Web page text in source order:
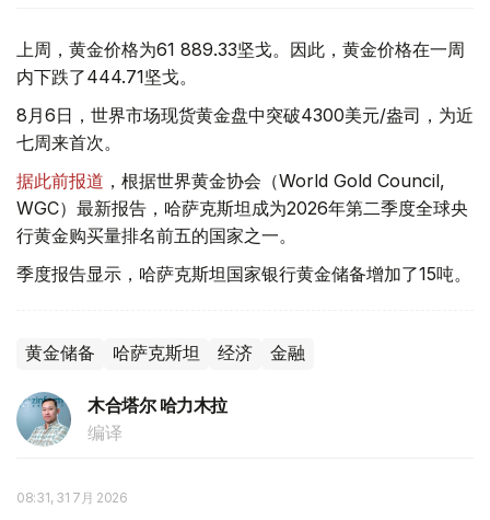
上周，黄金价格为61 889.33坚戈。因此，黄金价格在一周
内下跌了444.71坚戈。
8月6日，世界市场现货黄金盘中突破4300美元/盎司，为近
七周来首次。
据此前报道 ，根据世界黄金协会（World Gold Council,
WGC）最新报告，哈萨克斯坦成为2026年第二季度全球央
行黄金购买量排名前五的国家之一。
季度报告显示，哈萨克斯坦国家银行黄金储备增加了15吨。
黄金储备 哈萨克斯坦 经济 金融
木合塔尔 哈力木拉
编译
08:31, 31 7月 2026